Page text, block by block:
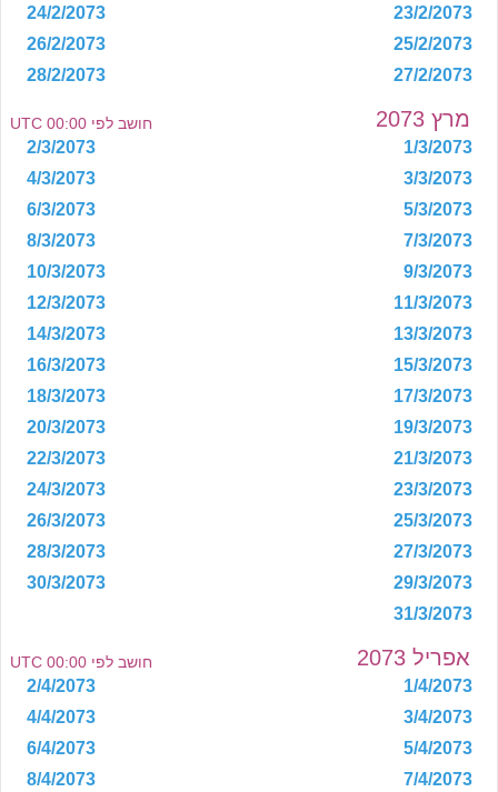
23/2/2073
24/2/2073
25/2/2073
26/2/2073
27/2/2073
28/2/2073
מרץ 2073 חושב לפי 00:00 UTC
1/3/2073
2/3/2073
3/3/2073
4/3/2073
5/3/2073
6/3/2073
7/3/2073
8/3/2073
9/3/2073
10/3/2073
11/3/2073
12/3/2073
13/3/2073
14/3/2073
15/3/2073
16/3/2073
17/3/2073
18/3/2073
19/3/2073
20/3/2073
21/3/2073
22/3/2073
23/3/2073
24/3/2073
25/3/2073
26/3/2073
27/3/2073
28/3/2073
29/3/2073
30/3/2073
31/3/2073
אפריל 2073 חושב לפי 00:00 UTC
1/4/2073
2/4/2073
3/4/2073
4/4/2073
5/4/2073
6/4/2073
7/4/2073
8/4/2073